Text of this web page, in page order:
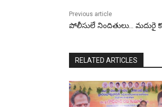
Previous article
పోలీసులే నిందితులు… మదురై
RELATED ARTICLES